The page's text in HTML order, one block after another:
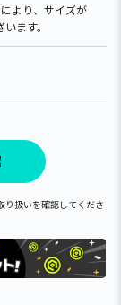
より、サイズが
ます。
扱いを確認してくださ